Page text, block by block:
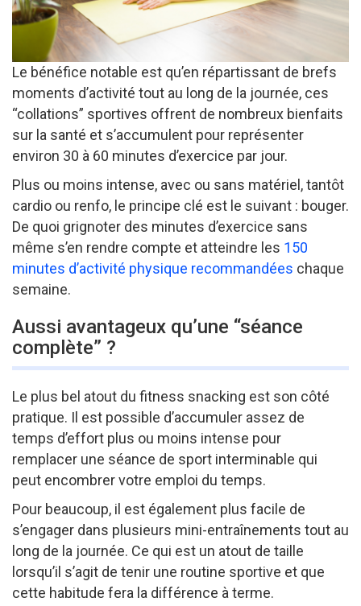
Le bénéfice notable est qu’en répartissant de brefs
moments d’activité tout au long de la journée, ces
“collations” sportives offrent de nombreux bienfaits
sur la santé et s’accumulent pour représenter
environ 30 à 60 minutes d’exercice par jour.
Plus ou moins intense, avec ou sans matériel, tantôt
cardio ou renfo, le principe clé est le suivant : bouger.
De quoi grignoter des minutes d’exercice sans
même s’en rendre compte et atteindre les 150
minutes d’activité physique recommandées chaque
semaine.
Aussi avantageux qu’une “séance
complète” ?
Le plus bel atout du fitness snacking est son côté
pratique. Il est possible d’accumuler assez de
temps d’effort plus ou moins intense pour
remplacer une séance de sport interminable qui
peut encombrer votre emploi du temps.
Pour beaucoup, il est également plus facile de
s’engager dans plusieurs mini-entraînements tout au
long de la journée. Ce qui est un atout de taille
lorsqu’il s’agit de tenir une routine sportive et que
cette habitude fera la différence à terme.